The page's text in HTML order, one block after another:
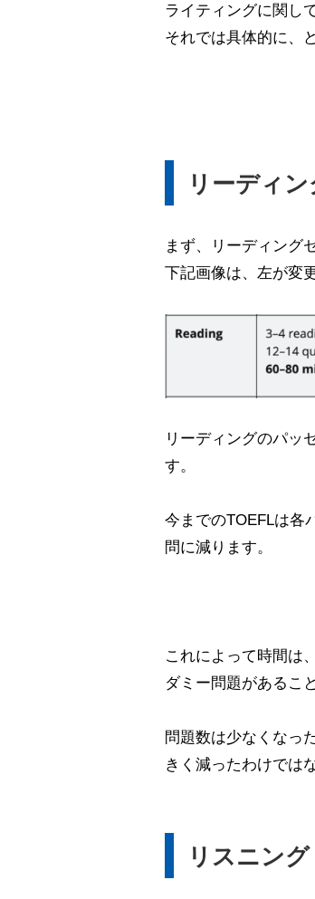
ライティングに関し
それでは具体的に、
リーディン
まず、リーディング
下記画像は、左が変
リーディングのパッ
す。
今までのTOEFLは各
問に減ります。
これによって時間は
ダミー問題があるこ
問題数は少なくなっ
きく減ったわけでは
リスニング